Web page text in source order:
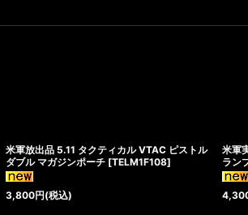
米軍放出品 5.11 タクティカル VTAC ピストル
ダブル マガジンポーチ [TELM1F108]
3,800円(税込)
米軍
ラン